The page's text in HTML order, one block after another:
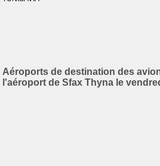
Aéroports de destination des
l'aéroport de Sfax Thyna le